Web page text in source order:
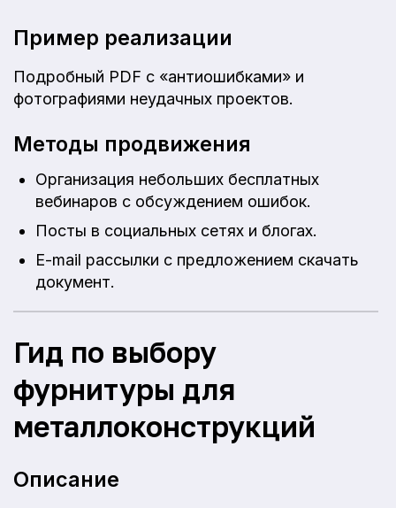
Пример реализации
Подробный PDF с «антиошибками» и
фотографиями неудачных проектов.
Методы продвижения
Организация небольших бесплатных
вебинаров с обсуждением ошибок.
Посты в социальных сетях и блогах.
E-mail рассылки с предложением скачать
документ.
Гид по выбору
фурнитуры для
металлоконструкций
Описание